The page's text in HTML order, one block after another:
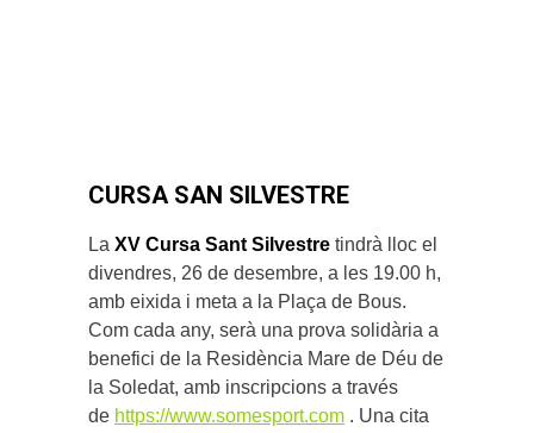
CURSA SAN SILVESTRE
La XV Cursa Sant Silvestre tindrà lloc el
divendres, 26 de desembre, a les 19.00 h,
amb eixida i meta a la Plaça de Bous.
Com cada any, serà una prova solidària a
benefici de la Residència Mare de Déu de
la Soledat, amb inscripcions a través
de https://www.somesport.com . Una cita